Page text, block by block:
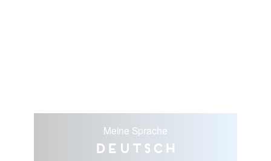
Meine Sprache
Deutsch